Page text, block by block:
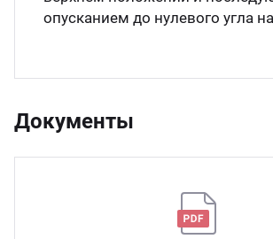
опусканием до нулевого угла
Документы